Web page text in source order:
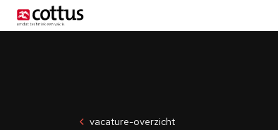
vacature-overzicht